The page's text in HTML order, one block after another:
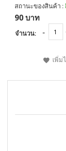
สถานะของสินค้า :
90 บาท
จำนวน:
เพิ่ม